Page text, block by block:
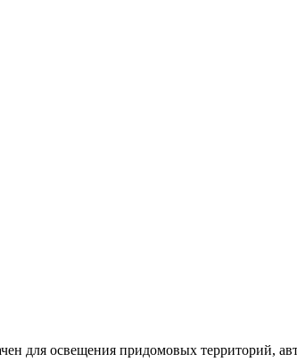
для освещения придомовых территорий,